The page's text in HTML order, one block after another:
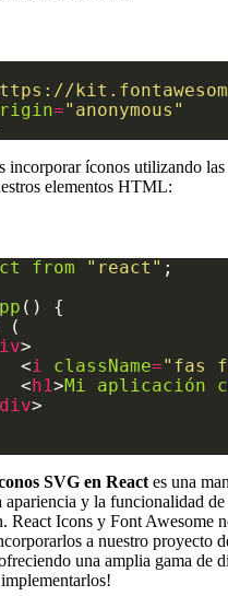
="anonymous"
incorporar íconos utilizando las
elementos HTML:
from "react"
<
i className="fas
<
h1>Mi aplicación
div
SVG en React es una
apariencia y la funcionalidad de
React Icons y Font Awesome
a nuestro proyecto
una amplia gama de